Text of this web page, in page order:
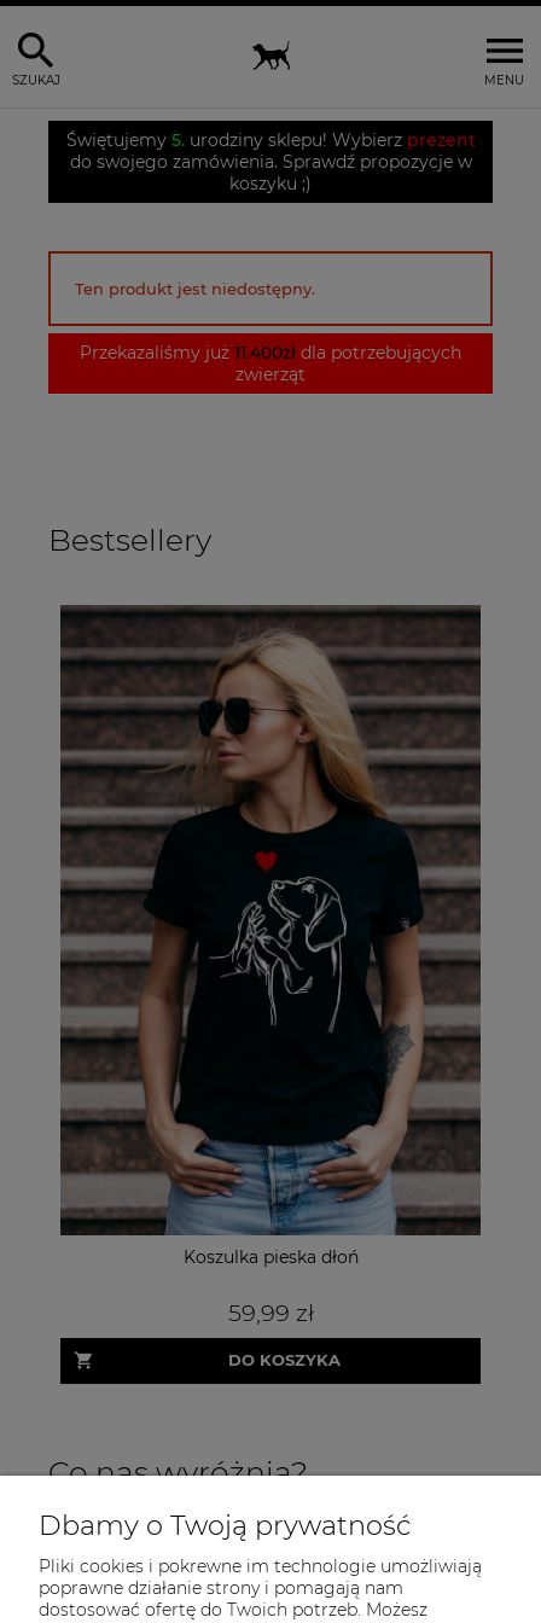
MENU
SZUKAJ
Świętujemy 5.urodziny sklepu! Wybierz prezent
do swojego zamówienia. Sprawdź propozycje w
koszyku ;)
Ten produkt jest niedostępny.
Przekazaliśmy już 11.400zł dla potrzebujących
zwierząt
Bestsellery
Koszulka pieska dłoń
59,99 zł
DO KOSZYKA
Co nas wyróżnia?
Dbamy o Twoją prywatność
Pliki cookies i pokrewne im technologie umożliwiają
poprawne działanie strony i pomagają nam
dostosować ofertę do Twoich potrzeb. Możesz